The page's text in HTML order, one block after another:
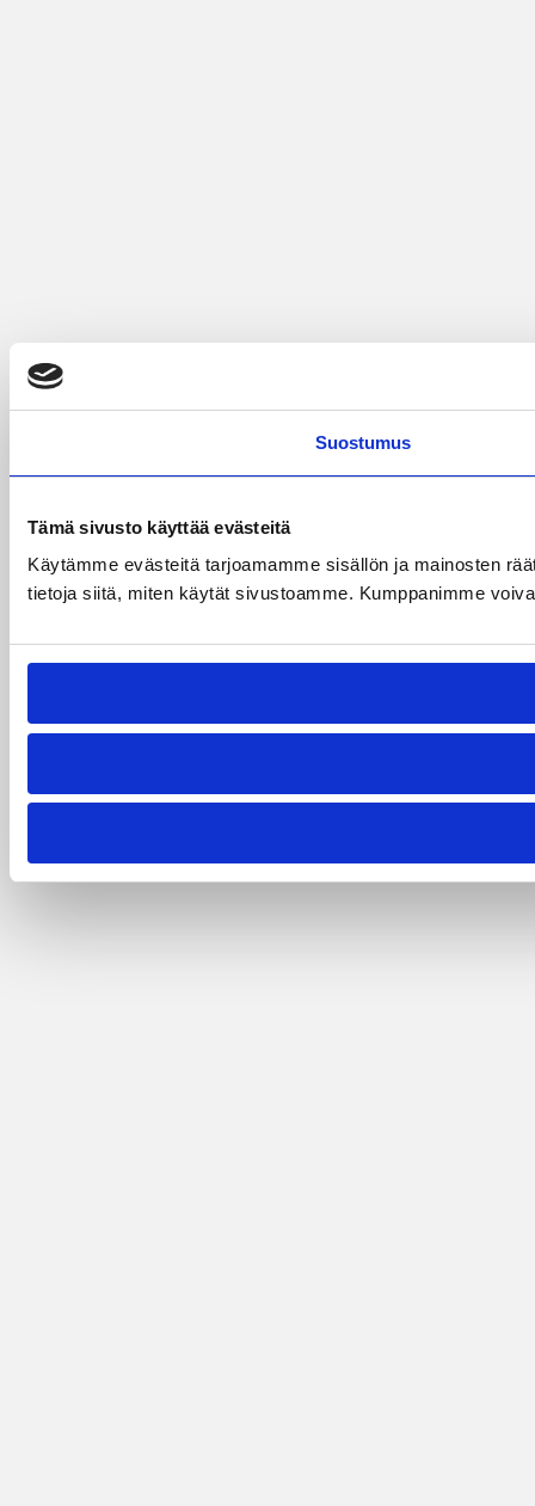
Suostumus
Tämä sivusto käyttää evästeitä
Käytämme evästeitä tarjoamamme sisällön ja mainosten
tietoja siitä, miten käytät sivustoamme. Kumppanimme